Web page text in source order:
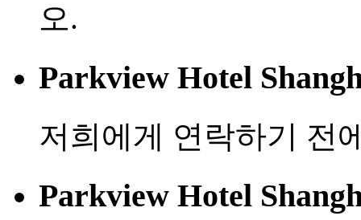
오.
Parkview Hotel
저희에게 연락하기 전
Parkview Hotel